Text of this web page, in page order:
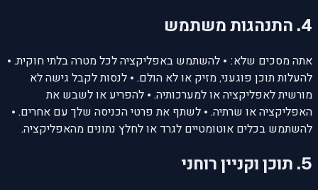
4. התנהגות משתמש
אתה מסכים שלא: • להשתמש באפליקציה לכל מטרה בלתי חוקית. •
להעלות תוכן פוגעני, מזיק או לא הולם. • לנסות לקבל גישה לא
מורשית לאפליקציה או למערכותיה. • להפריע או לשבש את
האפליקציה או שרתיה. • לשתף את פרטי הכניסה שלך עם אחרים. •
להשתמש בכלים אוטומטיים לגרד או לחלץ נתונים מהאפליקציה.
5. תוכן וקניין רוחני